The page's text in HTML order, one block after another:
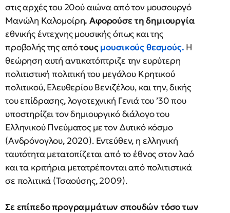
στις αρχές του 20ού αιώνα από τον μουσουργό
Μανώλη Καλομοίρη. Αφορούσε τη δημιουργία
εθνικής έντεχνης μουσικής όπως και της
προβολής της απότουςμουσικούς θεσμούς. Η
θεώρηση αυτή αντικατόπτριζε την ευρύτερη
πολιτιστική πολιτική του μεγάλου Κρητικού
πολιτικού, Ελευθερίου Βενιζέλου, και την, δικής
του επίδρασης, λογοτεχνική Γενιά του ’30 που
υποστηρίζει τον δημιουργικό διάλογο του
Ελληνικού Πνεύματος με τον Δυτικό κόσμο
(Ανδρόνογλου, 2020). Eντεύθεν, η ελληνική
ταυτότητα μετατοπίζεται από το έθνος στον λαό
και τα κριτήρια μετατρέπονται από πολιτιστικά
σε πολιτικά (Τσαούσης, 2009).
Σε επίπεδο προγραμμάτων σπουδών τόσο των